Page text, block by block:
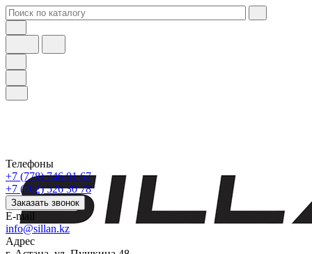
Телефоны
+7 (778) 746 01 67
+7 (702) 526 30 78
Заказать звонок
E-mail
info@sillan.kz
Адрес